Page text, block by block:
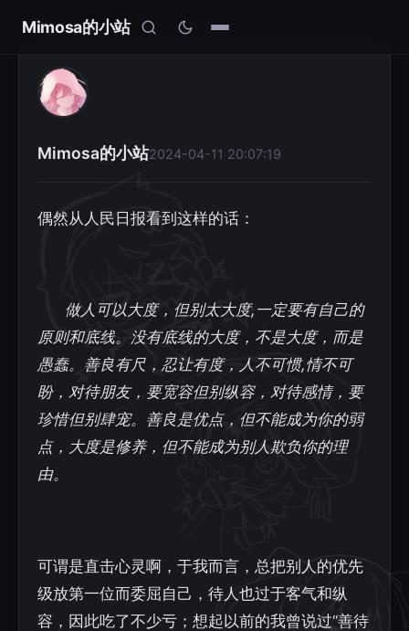
Mimosa的小站
Mimosa的小站2024-04-11 20:07:19
偶然从人民日报看到这样的话：
做人可以大度，但别太大度,一定要有自己的
原则和底线。没有底线的大度，不是大度，而是
愚蠢。善良有尺，忍让有度，人不可惯,情不可
盼，对待朋友，要宽容但别纵容，对待感情，要
珍惜但别肆宠。善良是优点，但不能成为你的弱
点，大度是修养，但不能成为别人欺负你的理
由。
可谓是直击心灵啊，于我而言，总把别人的优先
级放第一位而委屈自己，待人也过于客气和纵
容，因此吃了不少亏；想起以前的我曾说过“善待